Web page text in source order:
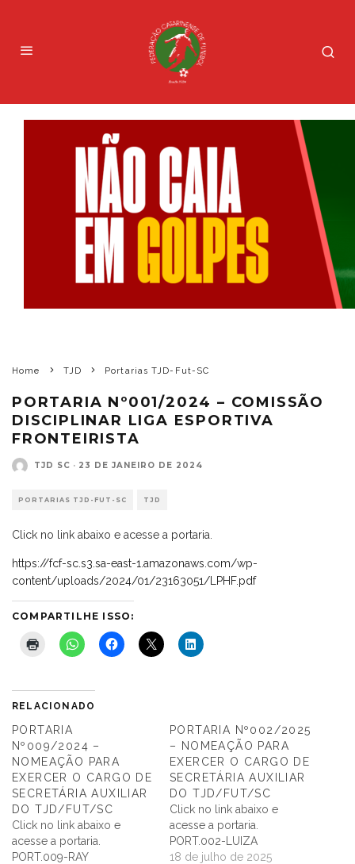
Home TJD Portarias TJD-Fut-SC
PORTARIA Nº001/2024 – COMISSÃO
DISCIPLINAR LIGA ESPORTIVA
FRONTEIRISTA
TJD SC · 23 DE JANEIRO DE 2024
PORTARIAS TJD-FUT-SC TJD
Click no link abaixo e acesse a portaria.
https://fcf-sc.s3.sa-east-1.amazonaws.com/wp-
content/uploads/2024/01/23163051/LPHF.pdf
COMPARTILHE ISSO:
RELACIONADO
PORTARIA
Nº009/2024 –
NOMEAÇÃO PARA
EXERCER O CARGO DE
SECRETÁRIA AUXILIAR
DO TJD/FUT/SC
Click no link abaixo e
acesse a portaria.
PORT.009-RAY
PORTARIA Nº002/2025
– NOMEAÇÃO PARA
EXERCER O CARGO DE
SECRETÁRIA AUXILIAR
DO TJD/FUT/SC
Click no link abaixo e
acesse a portaria.
PORT.002-LUIZA
18 de julho de 2025